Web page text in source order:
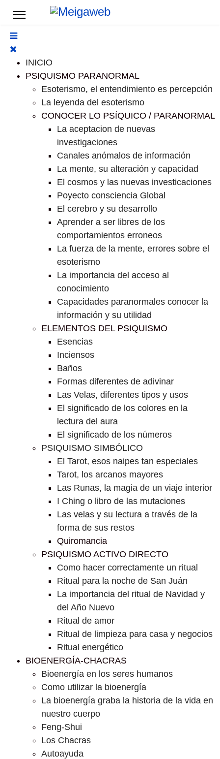
INICIO
PSIQUISMO PARANORMAL
Esoterismo, el entendimiento es percepción
La leyenda del esoterismo
CONOCER LO PSÍQUICO / PARANORMAL
La aceptacion de nuevas
investigaciones
Canales anómalos de información
La mente, su alteración y capacidad
El cosmos y las nuevas investicaciones
Poyecto consciencia Global
El cerebro y su desarrollo
Aprender a ser libres de los
comportamientos erroneos
La fuerza de la mente, errores sobre el
esoterismo
La importancia del acceso al
conocimiento
Capacidades paranormales conocer la
información y su utilidad
ELEMENTOS DEL PSIQUISMO
Esencias
Inciensos
Baños
Formas diferentes de adivinar
Las Velas, diferentes tipos y usos
El significado de los colores en la
lectura del aura
El significado de los números
PSIQUISMO SIMBÓLICO
El Tarot, esos naipes tan especiales
Tarot, los arcanos mayores
Las Runas, la magia de un viaje interior
I Ching o libro de las mutaciones
Las velas y su lectura a través de la
forma de sus restos
Quiromancia
PSIQUISMO ACTIVO DIRECTO
Como hacer correctamente un ritual
Ritual para la noche de San Juán
La importancia del ritual de Navidad y
del Año Nuevo
Ritual de amor
Ritual de limpieza para casa y negocios
Ritual energético
BIOENERGÍA-CHACRAS
Bioenergía en los seres humanos
Como utilizar la bioenergía
La bioenergía graba la historia de la vida en
nuestro cuerpo
Feng-Shui
Los Chacras
Autoayuda